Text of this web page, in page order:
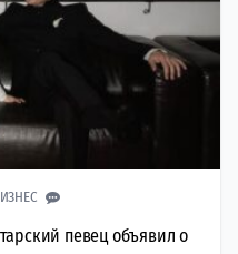
певец объявил о